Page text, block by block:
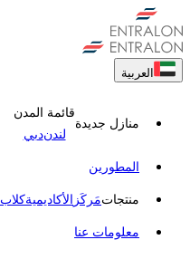
العربية
منازل جديدة
قائمة المدن
لندندبي
المطورين
منتجاتمَركَز الأكاديميةکلاب
معلومات عنا